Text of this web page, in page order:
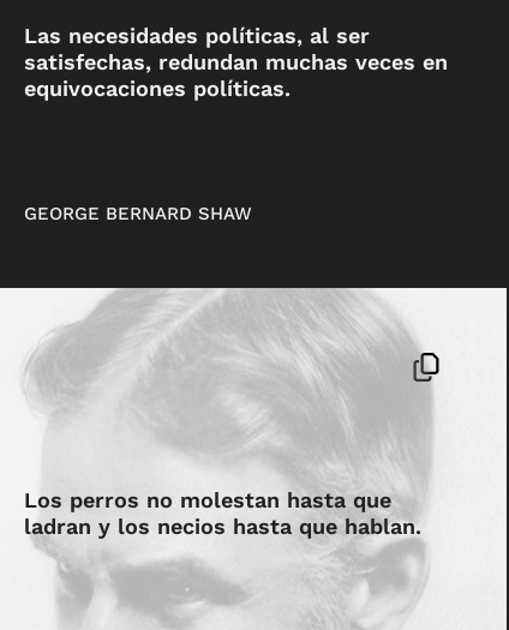
Las necesidades políticas, al ser
satisfechas, redundan muchas veces en
equivocaciones políticas.
GEORGE BERNARD SHAW
Los perros no molestan hasta que
ladran y los necios hasta que hablan.